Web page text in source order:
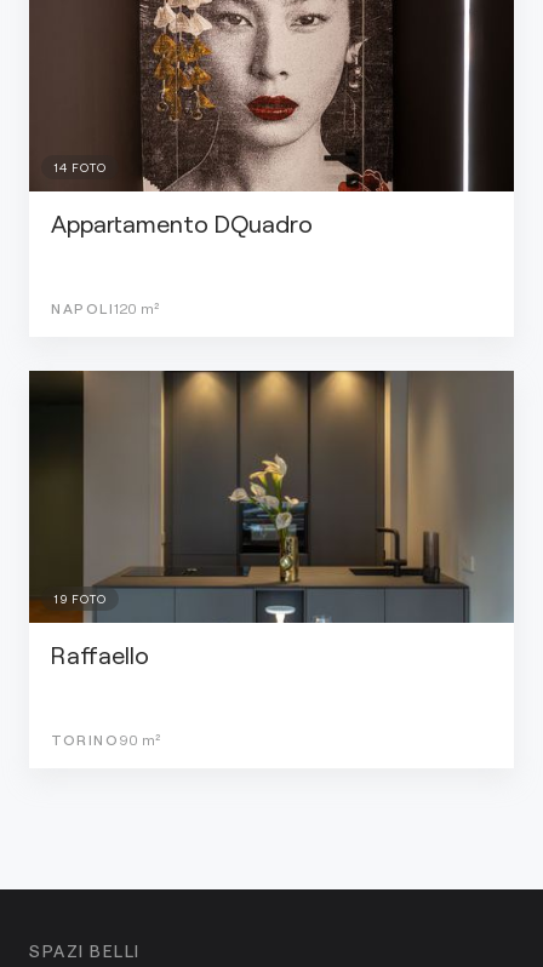
14 FOTO
Appartamento DQuadro
NAPOLI120 m²
19 FOTO
Raffaello
TORINO 90 m²
SPAZI BELLI